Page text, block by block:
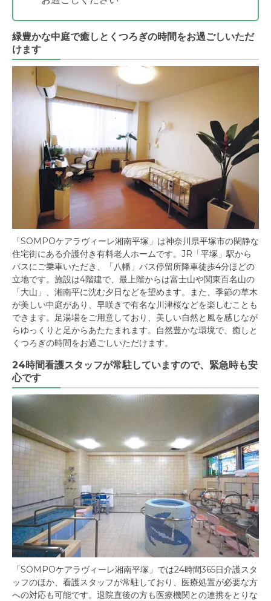
緑豊かな中庭で癒しとくつろぎの時間をお過ごしいただ
けます
「SOMPOケアラヴィーレ湘南平塚」は神奈川県平塚市の閑静な
住宅街にある介護付き有料老人ホームです。JR「平塚」駅から
バスにご乗車いただき、「八幡」バス停留所降車徒歩4分ほどの
立地です。施設は4階建で、最上階からは富士山や関東百名山の
「大山」、湘南平に沈む夕日などを望めます。また、季節の草木
が美しい中庭があり、早咲きで有名な川津桜などを楽しむことも
できます。足湯場をご用意しており、美しい自然と風を感じなが
らゆっくりと足からあたたまれます。自然豊かな環境で、癒しと
くつろぎの時間をお過ごしいただけます。
24時間看護スタッフが常駐していますので、緊急時も安
心です
「SOMPOケアラヴィーレ湘南平塚」では24時間365日介護スタ
ッフのほか、看護スタッフが常駐しており、医療処置が必要な方
への対応も可能です。退院直後の方も医療機関との連携をとりな